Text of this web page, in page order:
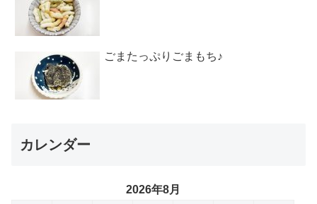
ごまたっぷりごまもち♪
カレンダー
2026年8月